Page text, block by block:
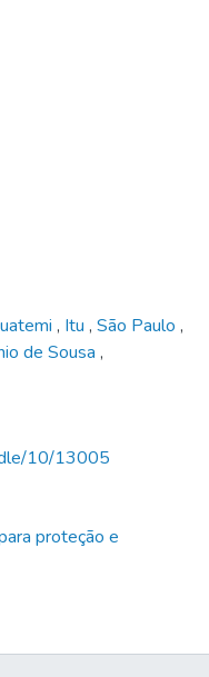
, Itu , São Paulo ,
de Sousa ,
10/13005
proteção e